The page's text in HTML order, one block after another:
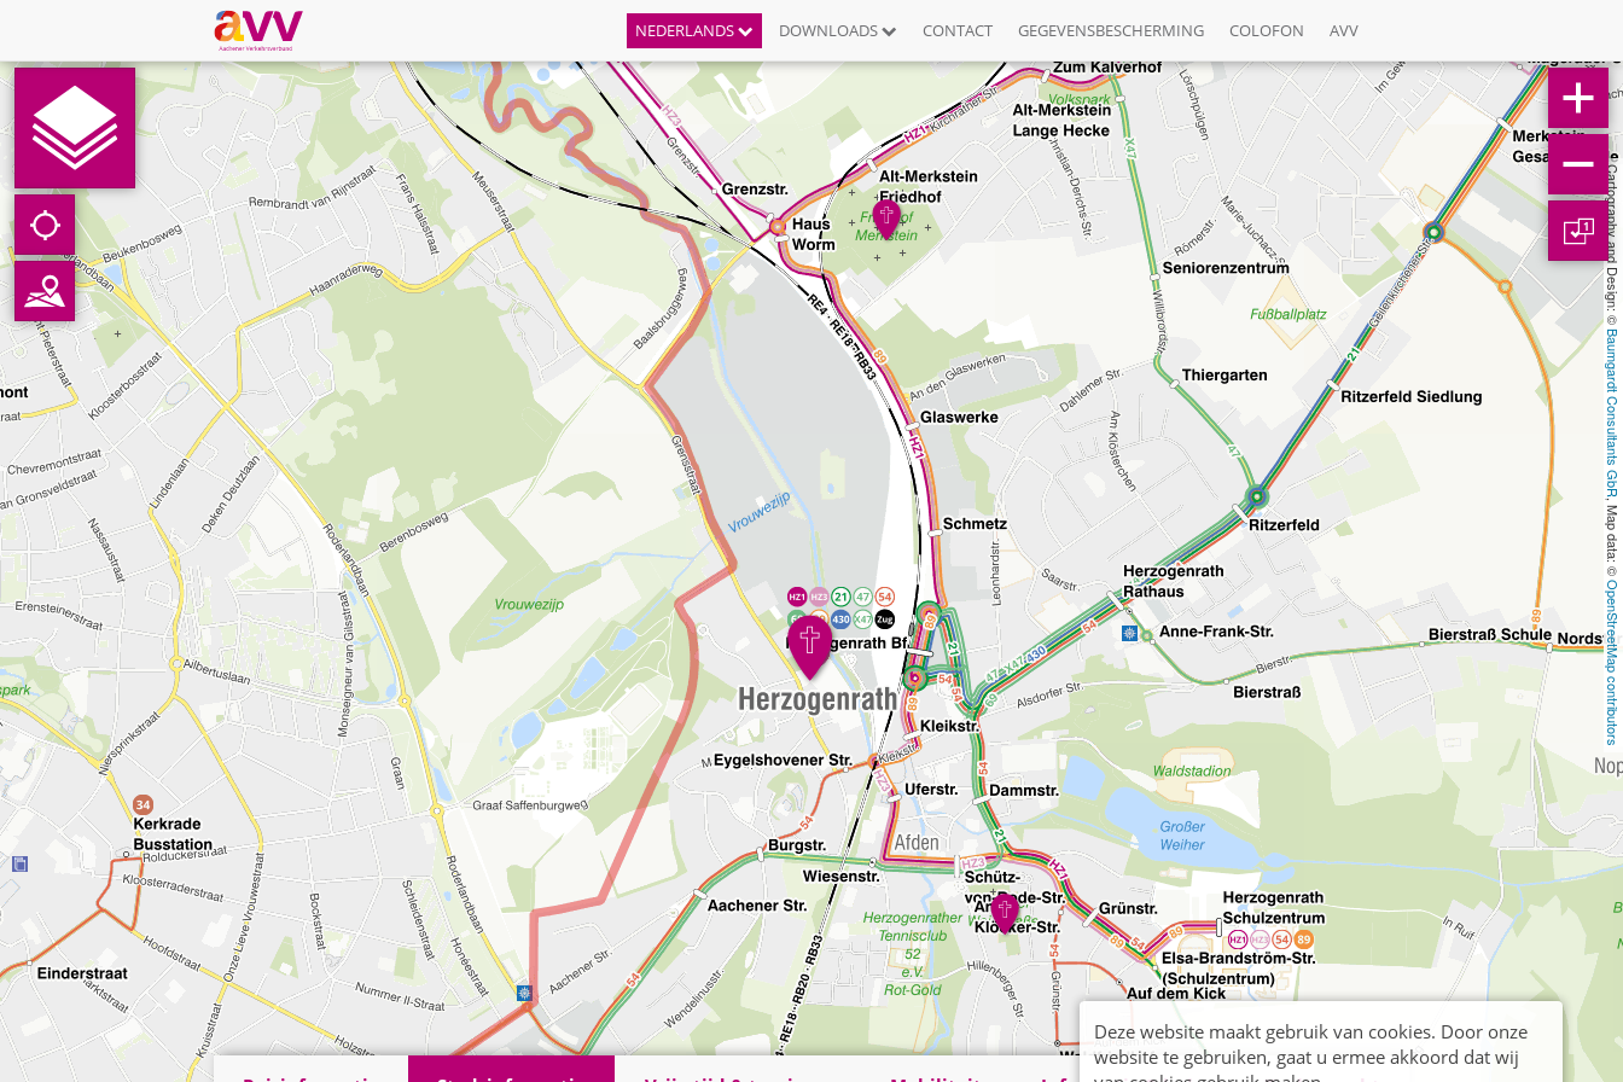
NEDERLANDS DOWNLOADS CONTACT GEGEVENSBESCHERMING COLOFON AVV
Cartography and Design: ©
Baumgardt Consultants GbR
, Map data: ©
OpenStreetMap contributors
1
Deze website maakt gebruik van cookies. Door onze
website te gebruiken, gaat u ermee akkoord dat wij